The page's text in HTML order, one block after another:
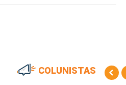
COLUNISTAS